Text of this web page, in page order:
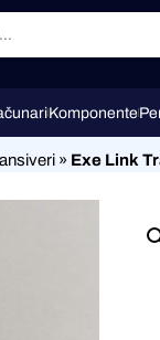
Komponente
» Exe Link